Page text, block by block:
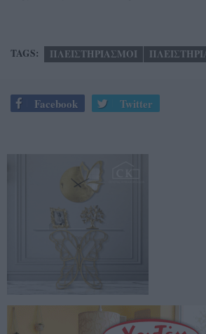
TAGS: ΠΛΕΙΣΤΗΡΙΑΣΜΟΙ
Facebook Twitter